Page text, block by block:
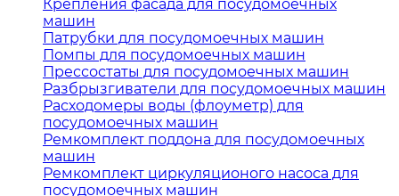
Крепления фасада для посудомоечных
машин
Патрубки для посудомоечных машин
Помпы для посудомоечных машин
Прессостаты для посудомоечных машин
Разбрызгиватели для посудомоечных машин
Расходомеры воды (флоуметр) для
посудомоечных машин
Ремкомплект поддона для посудомоечных
машин
Ремкомплект циркуляционого насоса для
посудомоечных машин